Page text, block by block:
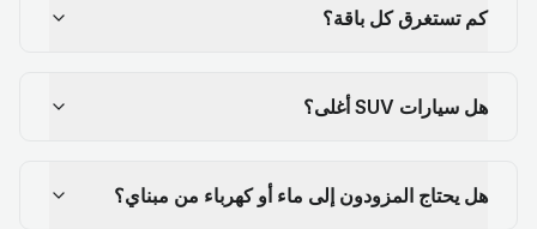
كم تستغرق كل باقة؟
هل سيارات SUV أغلى؟
هل يحتاج المزودون إلى ماء أو كهرباء من مبناي؟